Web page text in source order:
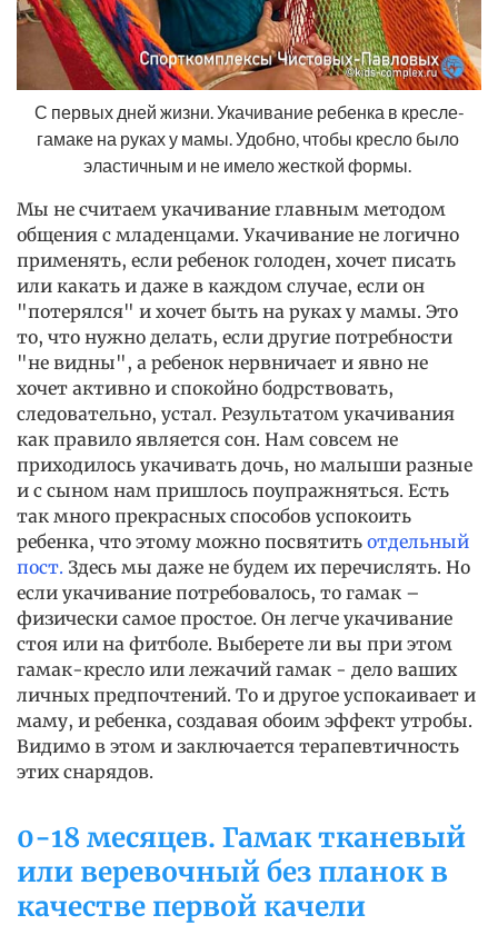
С первых дней жизни. Укачивание ребенка в кресле-
гамаке на руках у мамы. Удобно, чтобы кресло было
эластичным и не имело жесткой формы.
Мы не считаем укачивание главным методом
общения с младенцами. Укачивание не логично
применять, если ребенок голоден, хочет писать
или какать и даже в каждом случае, если он
"потерялся" и хочет быть на руках у мамы. Это
то, что нужно делать, если другие потребности
"не видны", а ребенок нервничает и явно не
хочет активно и спокойно бодрствовать,
следовательно, устал. Результатом укачивания
как правило является сон. Нам совсем не
приходилось укачивать дочь, но малыши разные
и с сыном нам пришлось поупражняться. Есть
так много прекрасных способов успокоить
ребенка, что этому можно посвятить отдельный
пост. Здесь мы даже не будем их перечислять. Но
если укачивание потребовалось, то гамак –
физически самое простое. Он легче укачивание
стоя или на фитболе. Выберете ли вы при этом
гамак-кресло или лежачий гамак - дело ваших
личных предпочтений. То и другое успокаивает и
маму, и ребенка, создавая обоим эффект утробы.
Видимо в этом и заключается терапевтичность
этих снарядов.
0-18 месяцев. Гамак тканевый
или веревочный без планок в
качестве первой качели